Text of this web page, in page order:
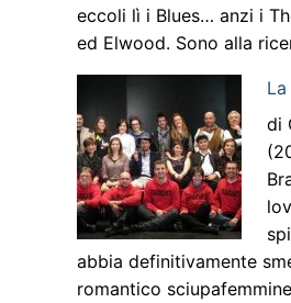
eccoli lì i Blues… anzi i
ed Elwood. Sono alla
di
abbia definitivamente
romantico